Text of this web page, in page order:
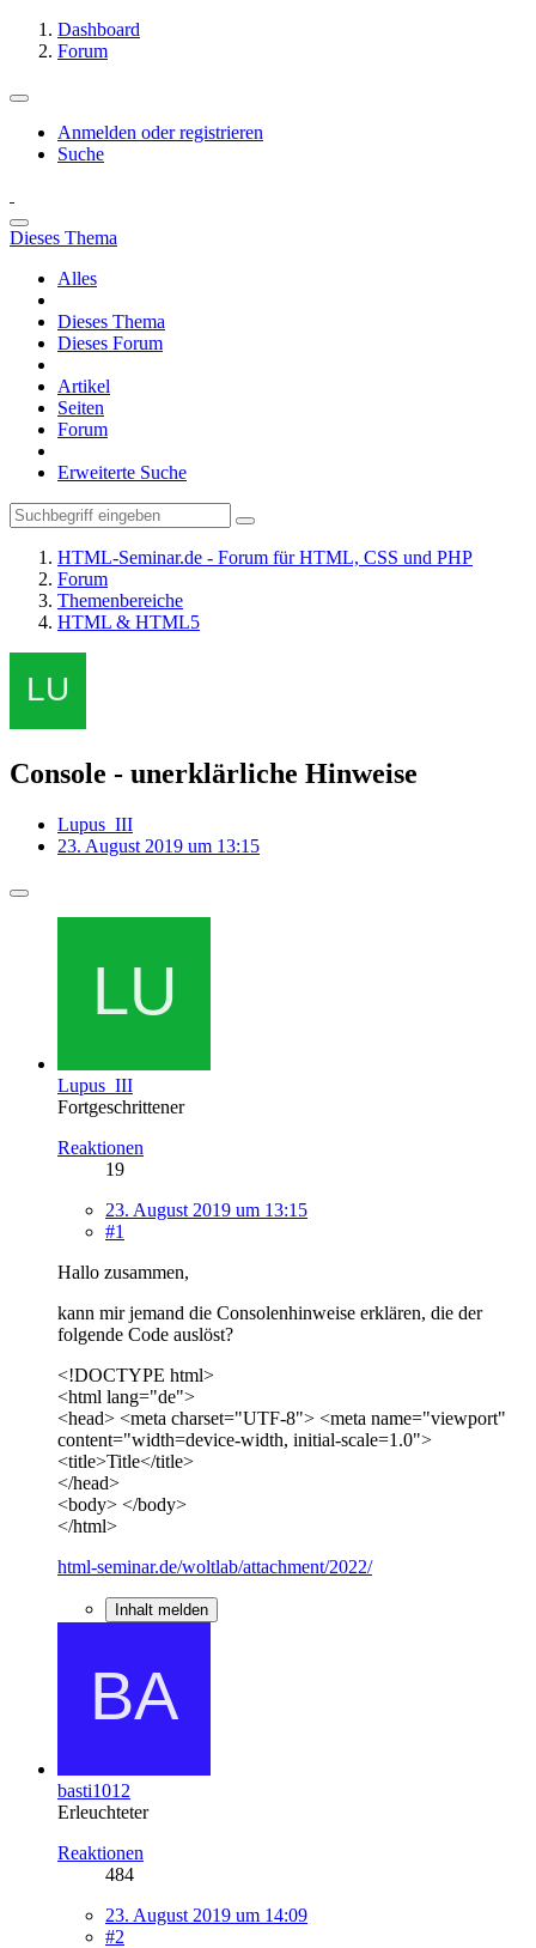
Dashboard
Forum
Anmelden oder registrieren
Suche
Dieses Thema
Alles
Dieses Thema
Dieses Forum
Artikel
Seiten
Forum
Erweiterte Suche
HTML-Seminar.de - Forum für HTML, CSS und PHP
Forum
Themenbereiche
HTML & HTML5
Console - unerklärliche Hinweise
Lupus_III
23. August 2019 um 13:15
Lupus_III
Fortgeschrittener
Reaktionen
19
23. August 2019 um 13:15
#1
Hallo zusammen,
kann mir jemand die Consolenhinweise erklären, die der
folgende Code auslöst?
<!DOCTYPE html>
<html lang="de">
<head> <meta charset="UTF-8"> <meta name="viewport"
content="width=device-width, initial-scale=1.0">
<title>Title</title>
</head>
<body> </body>
</html>
html-seminar.de/woltlab/attachment/2022/
Inhalt melden
basti1012
Erleuchteter
Reaktionen
484
23. August 2019 um 14:09
#2